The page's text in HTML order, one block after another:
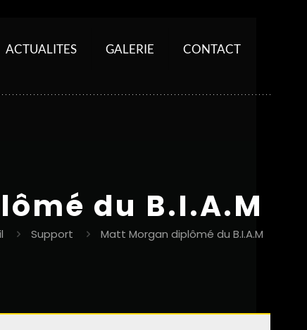
ACTUALITES GALERIE CONTACT
du B.I.A.M
Support Matt Morgan diplômé du B.I.A.M